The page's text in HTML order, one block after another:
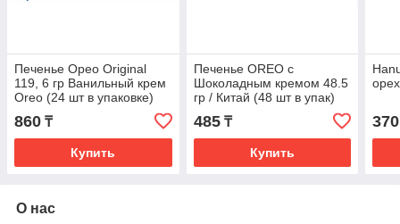
Печенье Орео Original
119, 6 гр Ванильный крем
Oreo (24 шт в упаковке)
860 ₸
Купить
Печенье OREO с
Шоколадным кремом 48.5
гр / Китай (48 шт в упак)
485₸
Купить
370
О нас